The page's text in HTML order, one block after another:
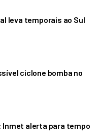
leva temporais ao Sul
ciclone bomba no
Inmet alerta para tempo